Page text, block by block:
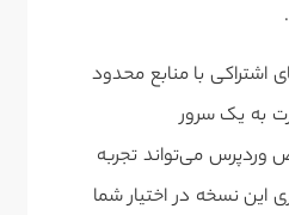
با منابع محدود
به یک سرور
می‌تواند تجربه
این نسخه در اختیار شما